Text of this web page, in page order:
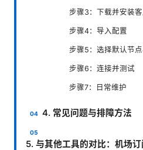
步骤3：下载并安装
步骤4：导入配置
步骤5：选择默认节
步骤6：连接并测试
步骤7：日常维护
4. 常见问题与排障方法
5. 与其他工具的对比：机场